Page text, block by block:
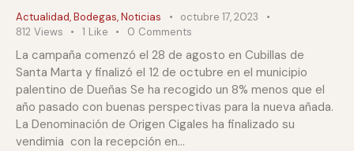
Actualidad,Bodegas,Noticias
octubre 17, 2023
812 Views 1 Like 0 Comments
La campaña comenzó el 28 de agosto en Cubillas de
Santa Marta y finalizó el 12 de octubre en el municipio
palentino de Dueñas Se ha recogido un 8% menos que el
año pasado con buenas perspectivas para la nueva añada.
La Denominación de Origen Cigales ha finalizado su
vendimia con la recepción en…